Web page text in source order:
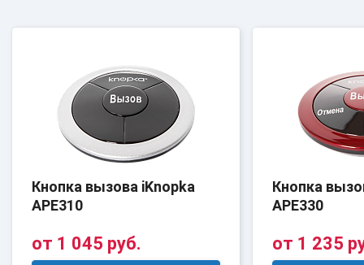
Кнопка вызова iKnopka
APE310
от 1 045 руб.
Кнопка
APE330
от 1 235